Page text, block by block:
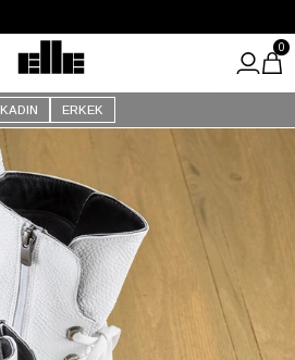
Kargo Ücretsiz!
KADIN ERKEK
0